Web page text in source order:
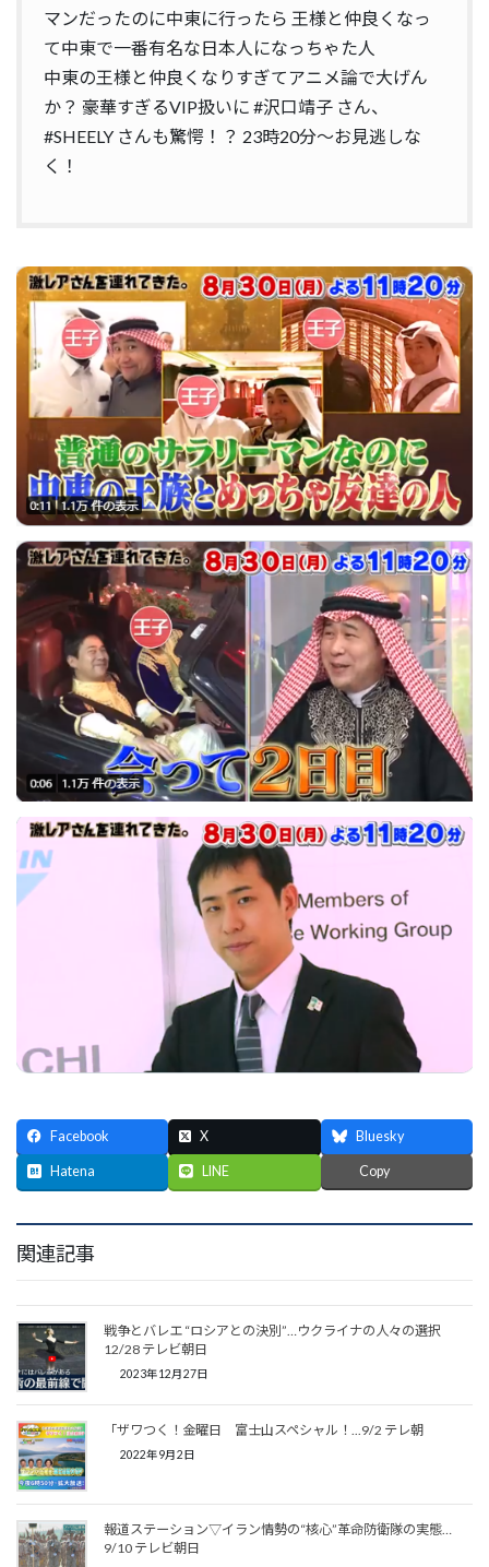
マンだったのに中東に行ったら 王様と仲良くなっ
て中東で一番有名な日本人になっちゃた人
中東の王様と仲良くなりすぎてアニメ論で大げん
か？ 豪華すぎるVIP扱いに #沢口靖子 さん、
#SHEELY さんも驚愕！？ 23時20分〜お見逃しな
く！
Facebook X Bluesky
Hatena LINE Copy
関連記事
戦争とバレエ “ロシアとの決別”…ウクライナの人々の選択
12/28 テレビ朝日
2023年12月27日
「ザワつく！金曜日 富士山スペシャル！...9/2 テレ朝
2022年9月2日
報道ステーション▽イラン情勢の“核心”革命防衛隊の実態…
9/10 テレビ朝日